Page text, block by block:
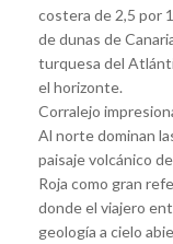
costera de 2,5 por
de dunas de
turquesa del
el horizonte.
Corralejo
Al norte dominan
paisaje volcánico
Roja como gran
donde el viajero
geología a cielo